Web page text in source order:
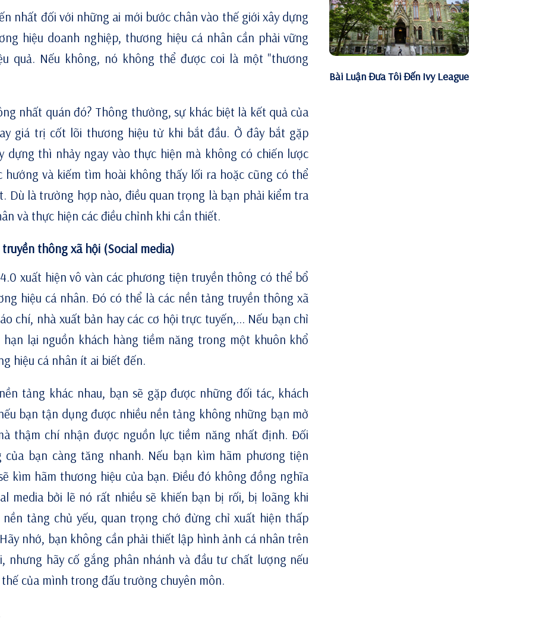
nhất đối với những ai mới bước chân vào thế giới xây dựng
hiệu doanh nghiệp, thương hiệu cá nhân cần phải vững
quả. Nếu không, nó không thể được coi là một "thương
nhất quán đó? Thông thường, sự khác biệt là kết quả của
giá trị cốt lõi thương hiệu từ khi bắt đầu. Ở đây bắt gặp
dựng thì nhảy ngay vào thực hiện mà không có chiến lược
hướng và kiếm tìm hoài không thấy lối ra hoặc cũng có thể
Dù là trường hợp nào, điều quan trọng là bạn phải kiểm tra
và thực hiện các điều chỉnh khi cần thiết.
thông xã hội (Social media)
xuất hiện vô vàn các phương tiện truyền thông có thể bổ
hiệu cá nhân. Đó có thể là các nền tảng truyền thông xã
chí, nhà xuất bản hay các cơ hội trực tuyến,... Nếu bạn chỉ
lại nguồn khách hàng tiềm năng trong một khuôn khổ
hiệu cá nhân ít ai biết đến.
tảng khác nhau, bạn sẽ gặp được những đối tác, khách
bạn tận dụng được nhiều nền tảng không những bạn mở
thậm chí nhận được nguồn lực tiềm năng nhất định. Đối
bạn càng tăng nhanh. Nếu bạn kìm hãm phương tiện
kìm hãm thương hiệu của bạn. Điều đó không đồng nghĩa
media bởi lẽ nó rất nhiều sẽ khiến bạn bị rối, bị loãng khi
tảng chủ yếu, quan trọng chớ đừng chỉ xuất hiện thấp
nhớ, bạn không cần phải thiết lập hình ảnh cá nhân trên
nhưng hãy cố gắng phân nhánh và đầu tư chất lượng nếu
của mình trong đấu trường chuyên môn.
Bài Luận Đưa Tôi Đến Ivy League